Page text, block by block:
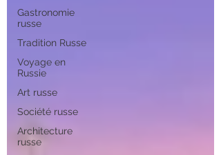
Gastronomie
russe
Tradition Russe
Voyage en
Russie
Art russe
Société russe
Architecture
russe